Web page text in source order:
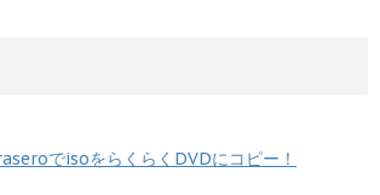
でisoをらくらくDVDにコピー！